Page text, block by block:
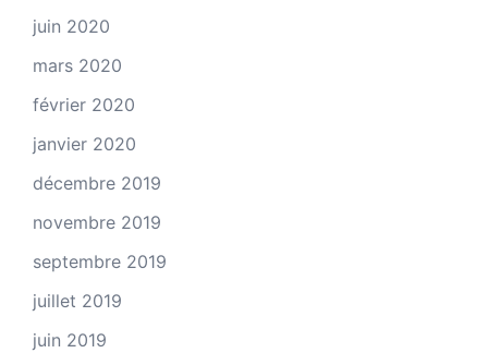
juin 2020
mars 2020
février 2020
janvier 2020
décembre 2019
novembre 2019
septembre 2019
juillet 2019
juin 2019